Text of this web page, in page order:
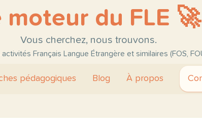
moteur du FLE 🚀
Vous cherchez, nous trouvons.
activités Français Langue Étrangère et similaires (FOS,
pédagogiques Blog À propos